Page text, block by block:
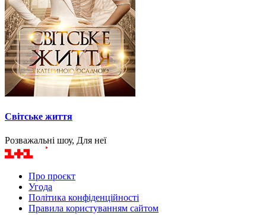
Світське життя
Розважальні шоу, Для неї
Про проєкт
Угода
Політика конфіденційності
Правила користуванням сайтом